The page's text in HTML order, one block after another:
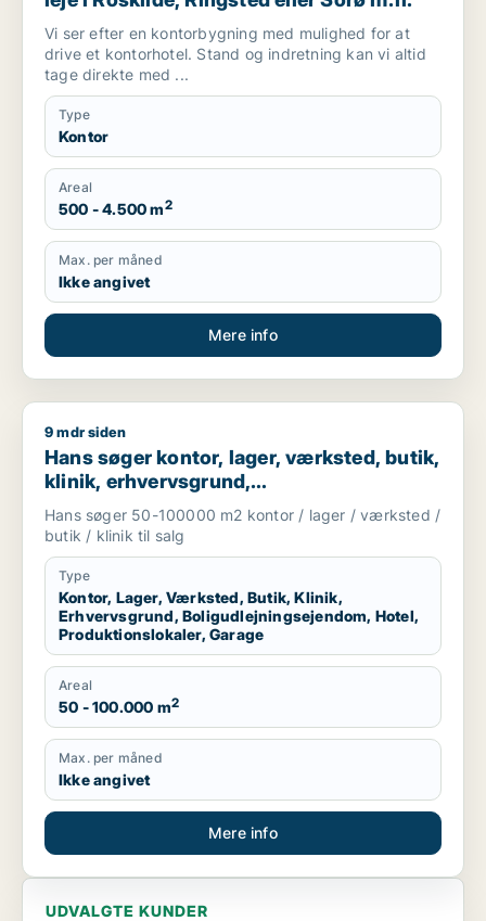
Vi ser efter en kontorbygning med mulighed for at
drive et kontorhotel. Stand og indretning kan vi altid
tage direkte med ...
Type
Kontor
Areal
500 - 4.500 m2
Max. per måned
Ikke angivet
Mere info
Hans søger kontor, lager, værksted, butik, klinik,
9 mdr siden
Hans søger kontor, lager, værksted, butik,
klinik, erhvervsgrund,
boligudlejningsejendom, hotel,
produktionslokaler eller garage til salg i
Region Sjælland
Hans søger 50-100000 m2 kontor / lager / værksted /
butik / klinik til salg
Type
Kontor, Lager, Værksted, Butik, Klinik,
Erhvervsgrund, Boligudlejningsejendom, Hotel,
Produktionslokaler, Garage
Areal
50 - 100.000 m2
Max. per måned
Ikke angivet
Mere info
UDVALGTE KUNDER